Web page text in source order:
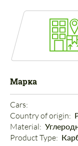
Марка
Cars:
Country of origin:
Material:
Product Type: